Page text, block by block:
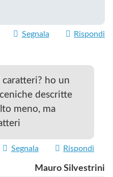
Segnala Rispondi
caratteri? ho un
descritte
meno, ma
Segnala Rispondi
Mauro Silvestrini